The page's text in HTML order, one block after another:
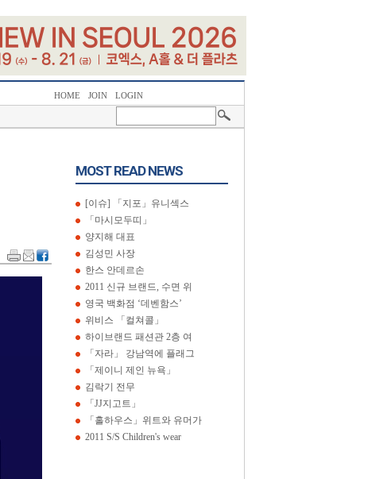
HOME JOIN LOGIN
MOST READ NEWS
[이슈] 「지포」유니섹스
「마시모두띠」
양지해 대표
김성민 사장
한스 안데르손
2011 신규 브랜드, 수면 위
영국 백화점 ‘데벤함스’
위비스 「컬쳐콜」
하이브랜드 패션관 2층 여
「자라」 강남역에 플래그
「제이니 제인 뉴욕」
김락기 전무
「JJ지고트」
「홀하우스」위트와 유머가
2011 S/S Children's wear